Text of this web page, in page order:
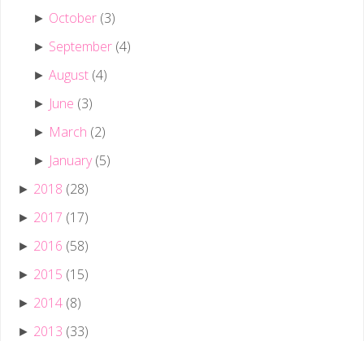
► October (3)
► September (4)
►August (4)
► June (3)
► March (2)
► January (5)
► 2018 (28)
► 2017 (17)
► 2016 (58)
► 2015 (15)
► 2014 (8)
► 2013 (33)